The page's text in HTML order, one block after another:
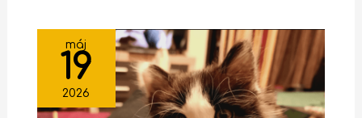
máj
19
2026